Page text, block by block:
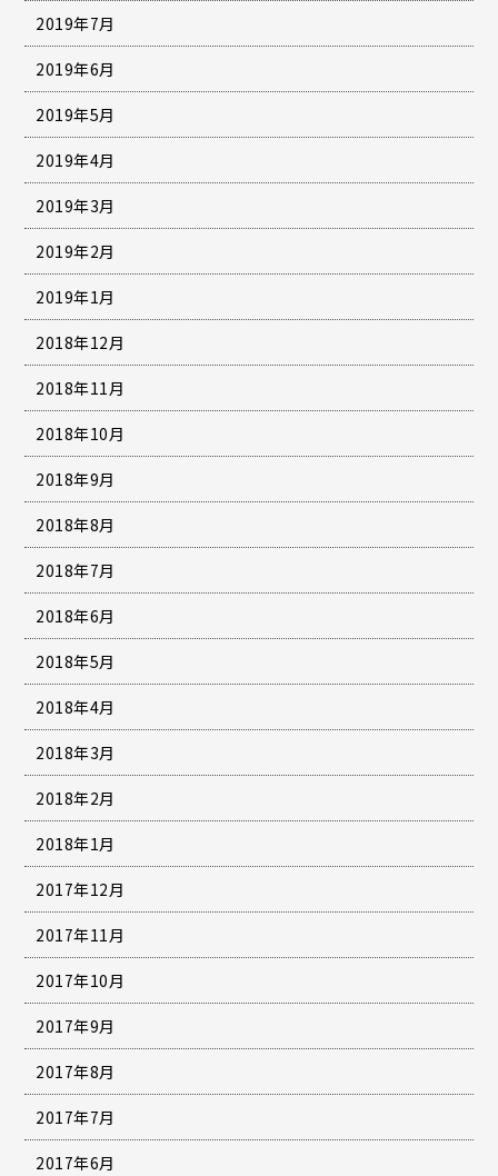
2019年7月
2019年6月
2019年5月
2019年4月
2019年3月
2019年2月
2019年1月
2018年12月
2018年11月
2018年10月
2018年9月
2018年8月
2018年7月
2018年6月
2018年5月
2018年4月
2018年3月
2018年2月
2018年1月
2017年12月
2017年11月
2017年10月
2017年9月
2017年8月
2017年7月
2017年6月